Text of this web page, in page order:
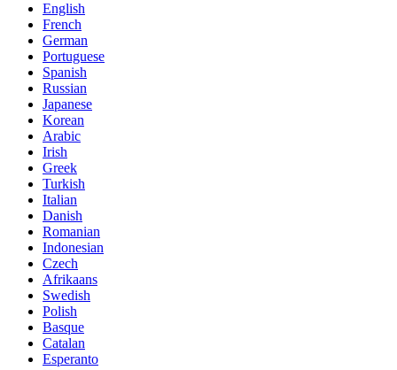
English
French
German
Portuguese
Spanish
Russian
Japanese
Korean
Arabic
Irish
Greek
Turkish
Italian
Danish
Romanian
Indonesian
Czech
Afrikaans
Swedish
Polish
Basque
Catalan
Esperanto